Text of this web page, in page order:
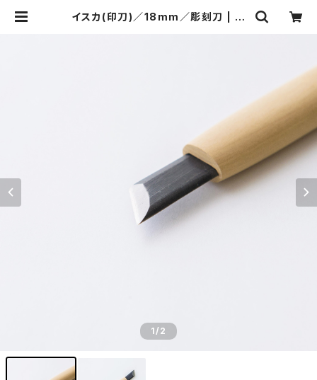
イスカ(印刀)／18mm／彫刻刀 | 河
1/2